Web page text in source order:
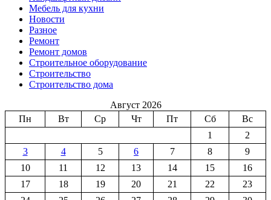
Мебель для кухни
Новости
Разное
Ремонт
Ремонт домов
Строительное оборудование
Строительство
Строительство дома
Август 2026
Пн
Вт Ср Чт Пт Сб
Вс
1
2
3
4 5 6 7 8
9
10
11 12 13 14 15
16
17
18 19 20 21 22
23